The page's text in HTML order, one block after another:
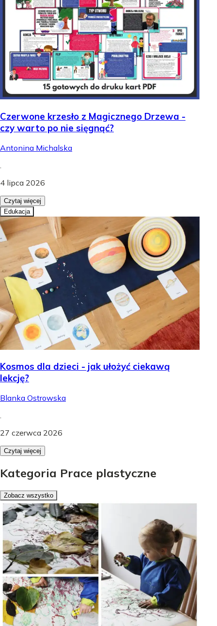
Czerwone krzesło z Magicznego Drzewa -
czy warto po nie sięgnąć?
Antonina Michalska
4 lipca 2026
Czytaj więcej
Edukacja
Kosmos dla dzieci - jak ułożyć ciekawą
lekcję?
Blanka Ostrowska
.
27 czerwca 2026
Czytaj więcej
Kategoria Prace plastyczne
Zobacz wszystko